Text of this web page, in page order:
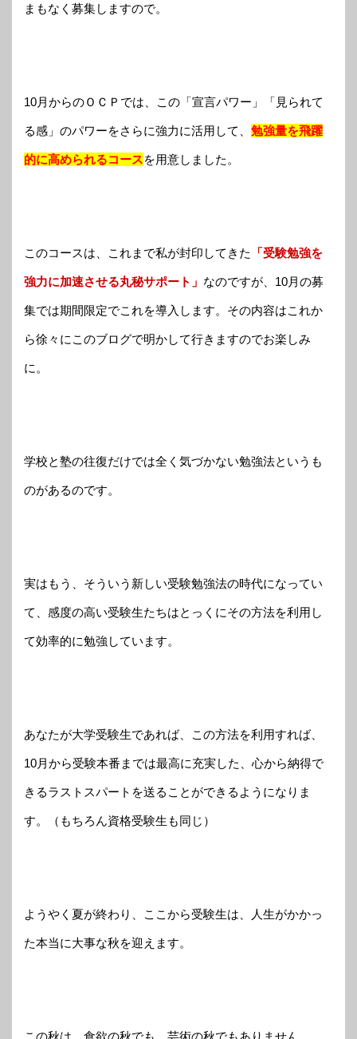
まもなく募集しますので。
10月からのＯＣＰでは、この「宣言パワー」「見られて
る感」のパワーをさらに強力に活用して、 勉強量を飛躍
的に高められるコースを用意しました。
このコースは、これまで私が封印してきた 「受験勉強を
強力に加速させる丸秘サポート」 なのですが、10月の募
集では期間限定でこれを導入します。その内容はこれか
ら徐々にこのブログで明かして行きますのでお楽しみ
に。
学校と塾の往復だけでは全く気づかない勉強法というも
のがあるのです。
実はもう、そういう新しい受験勉強法の時代になってい
て、感度の高い受験生たちはとっくにその方法を利用し
て効率的に勉強しています。
あなたが大学受験生であれば、この方法を利用すれば、
10月から受験本番までは最高に充実した、心から納得で
きるラストスパートを送ることができるようになりま
す。（もちろん資格受験生も同じ）
ようやく夏が終わり、ここから受験生は、人生がかかっ
た本当に大事な秋を迎えます。
この秋は、食欲の秋でも、芸術の秋でもありません